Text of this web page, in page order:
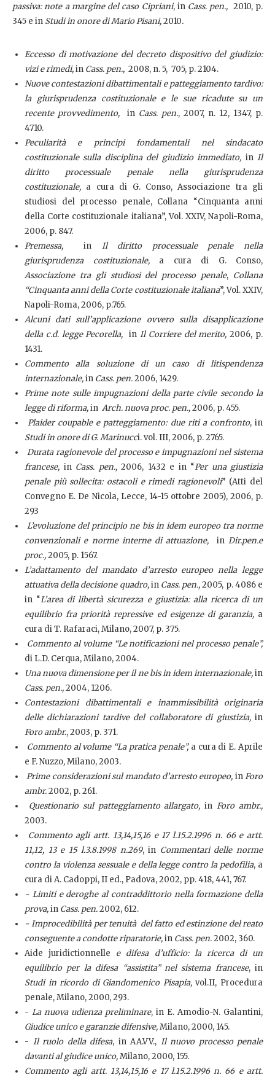
passiva: note a margine del caso Cipriani, in Cass. pen., 2010, p.
345 e in Studi in onore di Mario Pisani,2010.
Eccesso di motivazione del decreto dispositivo del giudizio:
vizi e rimedi,in Cass. pen., 2008, n. 5, 705, p. 2104.
Nuove contestazioni dibattimentali e patteggiamento tardivo:
la giurisprudenza costituzionale e le sue ricadute su un
recente provvedimento,
in Cass. pen., 2007, n. 12, 1347, p.
4710.
Peculiarità e principi fondamentali nel sindacato
costituzionale sulla disciplina del giudizio immediato, inIl
diritto processuale penale nella giurisprudenza
costituzionale, a cura di G. Conso, Associazione tra gli
studiosi del processo penale, Collana “Cinquanta anni
della Corte costituzionale italiana”, Vol. XXIV, Napoli-Roma,
2006, p. 847.
Premessa, in Il diritto processuale penale nella
giurisprudenza costituzionale, a cura di G. Conso,
Associazione tra gli studiosi del processo penale, Collana
“Cinquanta anni della Corte costituzionale italiana”, Vol. XXIV,
Napoli-Roma, 2006, p.765.
Alcuni dati sull’applicazione ovvero sulla disapplicazione
della c.d. legge Pecorella, in Il Corriere del merito,2006, p.
1431.
Commento alla soluzione di un caso di litispendenza
internazionale,in Cass. pen.2006, 1429.
Prime note sulle impugnazioni della parte civile secondo la
legge di riforma,in Arch. nuova proc. pen.,2006, p. 455.
Plaider coupable e patteggiamento: due riti a confronto, in
Studi in onore di G. Marinucci. vol. III, 2006, p. 2765.
Durata ragionevole del processo e impugnazioni nel sistema
francese, in Cass. pen., 2006, 1432 e in “Per una giustizia
penale più sollecita: ostacoli e rimedi ragionevoli” (Atti del
Convegno E. De Nicola, Lecce, 14-15 ottobre 2005), 2006, p.
293
L’evoluzione del principio ne bis in idem europeo tra norme
convenzionali e norme interne di attuazione,
in Dir.pen.e
proc.,2005, p. 1567.
L’adattamento del mandato d’arresto europeo nella legge
attuativa della decisione quadro,inCass. pen.,2005, p. 4086 e
in “L’area di libertà sicurezza e giustizia: alla ricerca di un
equilibrio fra priorità repressive ed esigenze di garanzia, a
cura di T. Rafaraci, Milano, 2007, p. 375.
Commento al volume “Le notificazioni nel processo penale”,
di L.D. Cerqua, Milano, 2004.
Una nuova dimensione per il ne bis in idem internazionale,in
Cass. pen.,2004, 1206.
Contestazioni dibattimentali e inammissibilità originaria
delle dichiarazioni tardive del collaboratore di giustizia, in
Foro ambr., 2003, p. 371.
Commento al volume “La pratica penale”, a cura di E. Aprile
e F. Nuzzo,Milano, 2003.
Prime considerazioni sul mandato d’arresto europeo, inForo
ambr.2002, p. 261.
Questionario sul patteggiamento allargato,inForo ambr.,
2003.
Commento agli artt. 13,14,15,16 e 17 l.15.2.1996 n. 66 e artt.
11,12, 13 e 15 l.3.8.1998 n.269, in Commentari delle norme
contro la violenza sessuale e della legge contro la pedofilia, a
cura di A. Cadoppi, II ed., Padova, 2002, pp. 418, 441, 767.
- Limiti e deroghe al contraddittorio nella formazione della
prova,in Cass. pen.2002, 612.
- Improcedibilità per tenuità del fatto ed estinzione del reato
conseguente a condotte riparatorie,in Cass. pen.2002, 360.
Aide juridictionnelle e difesa d’ufficio: la ricerca di un
equilibrio per la difesa “assistita” nel sistema francese, in
Studi in ricordo di Giandomenico Pisapia,vol.II, Procedura
penale, Milano, 2000, 293.
- La nuova udienza preliminare, in E. Amodio-N. Galantini,
Giudice unico e garanzie difensive,Milano, 2000, 145.
- Il ruolo della difesa, in AA.VV., Il nuovo processo penale
davanti al giudice unico,Milano, 2000, 155.
Commento agli artt. 13,14,15,16 e 17 l.15.2.1996 n. 66 e artt.